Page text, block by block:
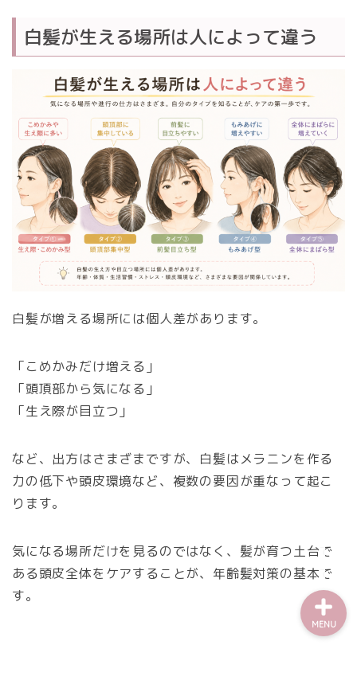
白髪が生える場所は人によって違う
白髪が増える場所には個人差があります。
「こめかみだけ増える」
「頭頂部から気になる」
「生え際が目立つ」
など、出方はさまざまですが、白髪はメラニンを作る
力の低下や頭皮環境など、複数の要因が重なって起こ
ります。
気になる場所だけを見るのではなく、髪が育つ土台で
ある頭皮全体をケアすることが、年齢髪対策の基本で
す。
MENU